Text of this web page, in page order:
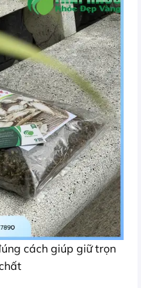
cách giúp giữ trọn